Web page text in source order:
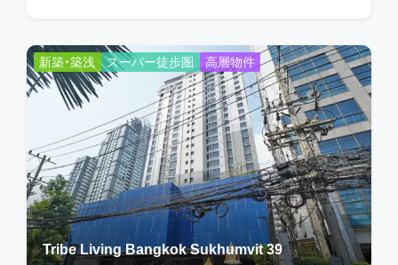
新築・築浅 スーパー徒歩圏 高層物件
Tribe Living Bangkok Sukhumvit 39